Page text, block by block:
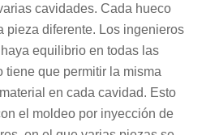
cavidades. Cada hueco
pieza diferente. Los ingenieros
equilibrio en todas las
tiene que permitir la misma
en cada cavidad. Esto
el moldeo por inyección de